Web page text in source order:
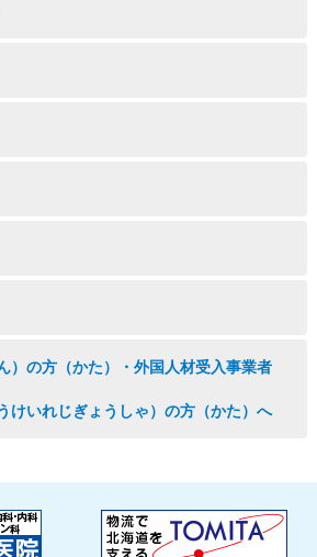
）の方（かた）・外国人材受入事業者
けいれじぎょうしゃ）の方（かた）へ